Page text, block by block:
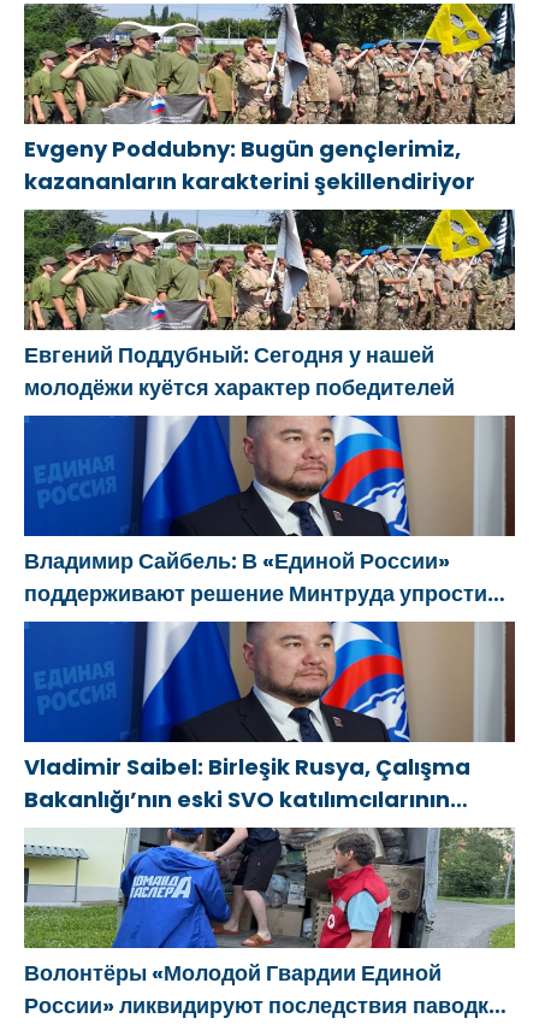
Evgeny Poddubny: Bugün gençlerimiz,
kazananların karakterini şekillendiriyor
Евгений Поддубный: Сегодня у нашей
молодёжи куётся характер победителей
Владимир Сайбель: В «Единой России»
поддерживают решение Минтруда упростить
для бывших участников СВО получение
соцконтракта
Vladimir Saibel: Birleşik Rusya, Çalışma
Bakanlığı’nın eski SVO katılımcılarının
sosyal sözleşme edinme sürecini
basitleştirme kararını destekliyor
Волонтёры «Молодой Гвардии Единой
России» ликвидируют последствия паводков